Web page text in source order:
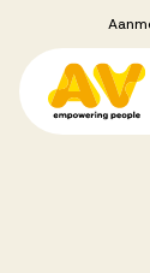
Voor